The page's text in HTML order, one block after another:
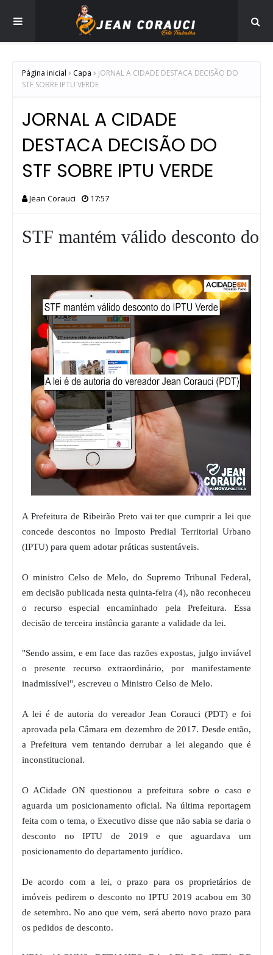
Página inicial Capa
JORNAL A CIDADE DESTACA DECISÃO DO
STF SOBRE IPTU VERDE
JORNAL A CIDADE
DESTACA DECISÃO DO
STF SOBRE IPTU VERDE
Jean Corauci 17:57
STF mantém válido desconto do
A Prefeitura de Ribeirão Preto vai ter que cumprir a lei que
concede descontos no Imposto Predial Territorial Urbano
(IPTU) para quem adotar práticas sustentáveis.
O ministro Celso de Melo, do Supremo Tribunal Federal,
em decisão publicada nesta quinta-feira (4), não reconheceu
o recurso especial encaminhado pela Prefeitura. Essa
decisão de terceira instância garante a validade da lei.
"Sendo assim, e em face das razões expostas, julgo inviável
o presente recurso extraordinário, por manifestamente
inadmissível", escreveu o Ministro Celso de Melo.
A lei é de autoria do vereador Jean Corauci (PDT) e foi
aprovada pela Câmara em dezembro de 2017. Desde então,
a Prefeitura vem tentando derrubar a lei alegando que é
inconstitucional.
O ACidade ON questionou a prefeitura sobre o caso e
aguarda um posicionamento oficial. Na última reportagem
feita com o tema, o Executivo disse que não sabia se daria o
desconto no IPTU de 2019 e que aguardava um
posicionamento do departamento jurídico.
De acordo com a lei, o prazo para os proprietários de
imóveis pedirem o desconto no IPTU 2019 acabou em 30
de setembro. No ano que vem, será aberto novo prazo para
os pedidos de desconto.